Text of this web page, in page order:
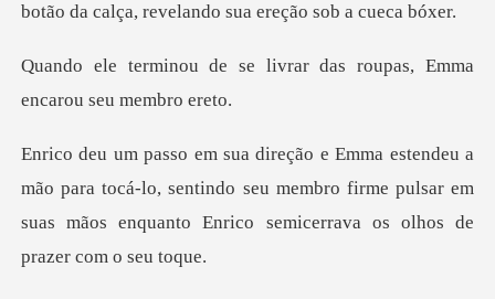
b
livrar das roupas, Emma
a tocá-lo, sentindo seu membro firme pulsar em
suas mãos enq